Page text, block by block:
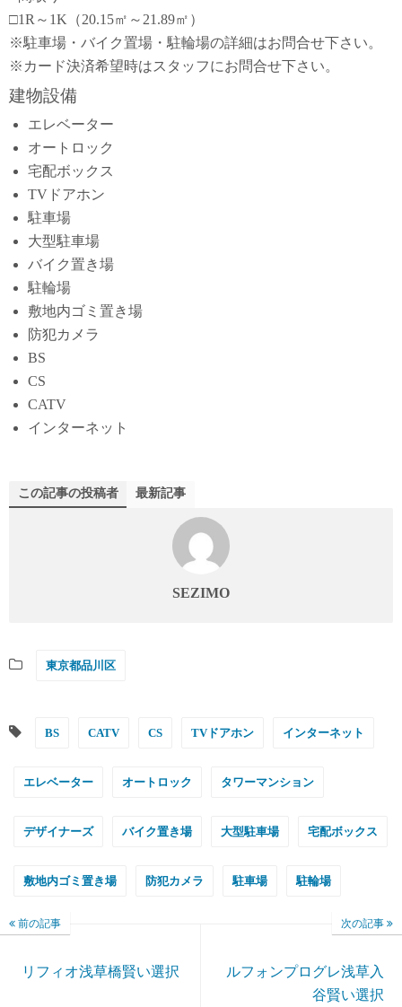
□1R～1K（20.15㎡～21.89㎡）
※駐車場・バイク置場・駐輪場の詳細はお問合せ下さい。
※カード決済希望時はスタッフにお問合せ下さい。
建物設備
エレベーター
オートロック
宅配ボックス
TVドアホン
駐車場
大型駐車場
バイク置き場
駐輪場
敷地内ゴミ置き場
防犯カメラ
BS
CS
CATV
インターネット
この記事の投稿者 最新記事
SEZIMO
東京都品川区
BS CATV CS TVドアホン インターネット
エレベーター オートロック タワーマンション
デザイナーズ バイク置き場 大型駐車場 宅配ボックス
敷地内ゴミ置き場 防犯カメラ 駐車場 駐輪場
前の記事
リフィオ浅草橋賢い選択
次の記事
ルフォンプログレ浅草入
谷賢い選択